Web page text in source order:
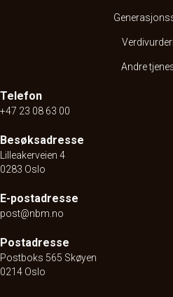
Andre
Telefon
+47 23 08 63 00
Besøksadresse
Lilleakerveien 4
0283 Oslo
E-postadresse
post@nbm.no
Postadresse
Postboks 565 Skøyen
0214 Oslo